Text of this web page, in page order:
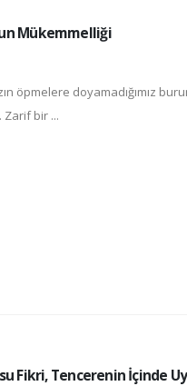
Mükemmelliği
öpmelere doyamadığımız
Zarif bir ...
Fikri, Tencerenin İçinde